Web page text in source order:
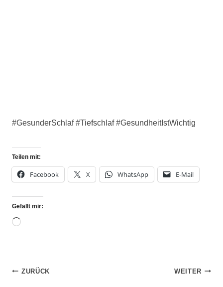
#GesunderSchlaf #Tiefschlaf #GesundheitIstWichtig
Teilen mit:
Facebook X WhatsApp E-Mail
Gefällt mir:
ZURÜCK WEITER